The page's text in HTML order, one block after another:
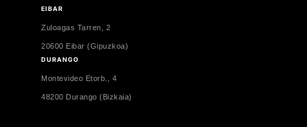
EIBAR
Zuloagas Tarren, 2
20600 Eibar (Gipuzkoa)
DURANGO
Montevideo Etorb., 4
48200 Durango (Bizkaia)